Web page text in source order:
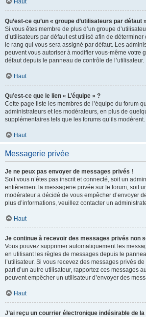
Haut
Qu’est-ce qu’un « groupe d’utilisateurs par défaut
Si vous êtes membre de plus d’un groupe
d’utilisateurs par défaut est utilisé afin de
le rang qui vous sera assigné par défaut. Les
peuvent vous autoriser à modifier vous-même votre
défaut depuis le panneau de contrôle de l’utilisateur.
Haut
Qu’est-ce que le lien « L’équipe » ?
Cette page liste les membres de l’équipe du forum
administrateurs et les modérateurs, en plus de
supplémentaires tels que les forums qu’ils modèrent.
Haut
Messagerie privée
Je ne peux pas envoyer de messages privés !
Soit vous n’êtes pas inscrit et connecté, soit un
entièrement la messagerie privée sur le forum, soit
modérateur a décidé de vous empêcher d’envoyer
plus d’informations, veuillez contacter un
Haut
Je continue à recevoir des messages privés non
Vous pouvez supprimer automatiquement les
en utilisant les règles de messages depuis le
l’utilisateur. Si vous recevez des messages privés
part d’un autre utilisateur, rapportez ces messages
peuvent empêcher un utilisateur d’envoyer des
Haut
J’ai reçu un courrier électronique indésirable de la